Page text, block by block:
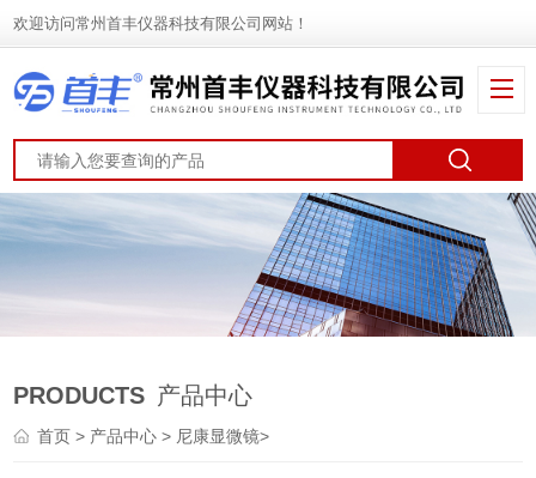
欢迎访问常州首丰仪器科技有限公司网站！
PRODUCTS 产品中心
首页> 产品中心> 尼康显微镜>